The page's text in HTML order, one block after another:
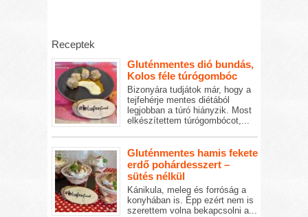
Receptek
Gluténmentes dió bundás,
Kolos féle túrógombóc
Bizonyára tudjátok már, hogy a
tejfehérje mentes diétából
legjobban a túró hiányzik. Most
elkészítettem túrógombócot,...
Gluténmentes hamis fekete
erdő pohárdesszert –
sütés nélkül
Kánikula, meleg és forróság a
konyhában is. Épp ezért nem is
szerettem volna bekapcsolni a...